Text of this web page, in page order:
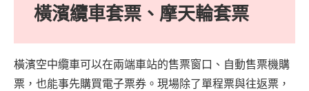
橫濱纜車套票、摩天輪套票
橫濱空中纜車可以在兩端車站的售票窗口、自動售票機購
票，也能事先購買電子票券。現場除了單程票與往返票，